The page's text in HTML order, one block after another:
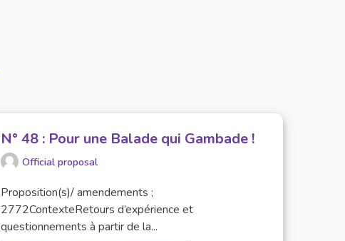
N° 48 : Pour une Balade qui Gambade !
Official proposal
Proposition(s)/ amendements ;
2772ContexteRetours d’expérience et
questionnements à partir de la...